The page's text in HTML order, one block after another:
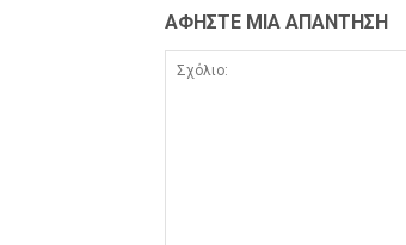
ΑΦΗΣΤΕ ΜΙΑ ΑΠΑΝΤΗΣΗ